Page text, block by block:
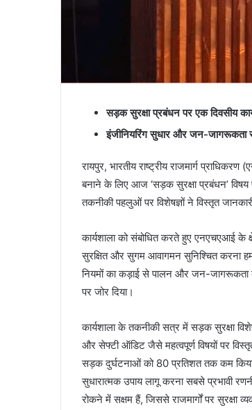
सड़क सुरक्षा प्रबंधन पर एक दिवसीय
इंजीनियरिंग सुधार और जन-जागरूकता
रायपुर, भारतीय राष्ट्रीय राजमार्ग प्राधिकरण
बनाने के लिए आज ‘सड़क सुरक्षा प्रबंधन’ विषय
तकनीकी पहलुओं पर विशेषज्ञों ने विस्तृत
कार्यशाला को संबोधित करते हुए एनएचएआई के
सुरक्षित और सुगम आवागमन सुनिश्चित करना
नियमों का कड़ाई से पालन और जन-जागरूकता
पर जोर दिया।
कार्यशाला के तकनीकी सत्र में सड़क सुरक्षा
और सेफ्टी ऑडिट जैसे महत्वपूर्ण विषयों पर
सड़क दुर्घटनाओं को 80 प्रतिशत तक कम
सुधारात्मक उपाय लागू करना सबसे प्रभावी
रोकने में सक्षम हैं, जिससे राजमार्गों पर सुरक्षा